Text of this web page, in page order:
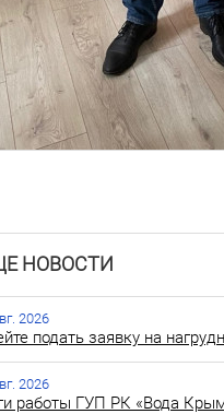
НОВОСТИ
2026
подать заявку на
2026
работы ГУП РК «Вода